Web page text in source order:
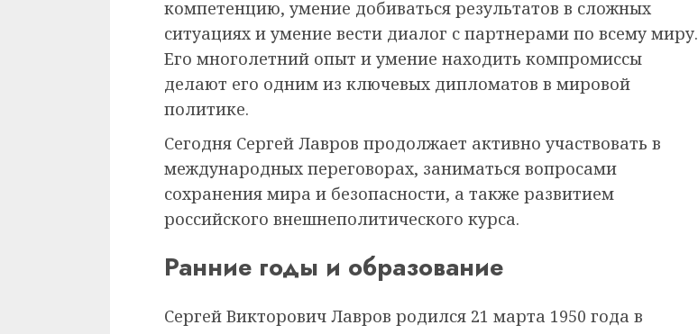
компетенцию, умение добиваться результатов в сложных
ситуациях и умение вести диалог с партнерами по всему миру.
Его многолетний опыт и умение находить компромиссы
делают его одним из ключевых дипломатов в мировой
политике.
Сегодня Сергей Лавров продолжает активно участвовать в
международных переговорах, заниматься вопросами
сохранения мира и безопасности, а также развитием
российского внешнеполитического курса.
Ранние годы и образование
Сергей Викторович Лавров родился 21 марта 1950 года в